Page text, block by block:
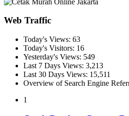
Web Traffic
Today's Views: 63
Today's Visitors: 16
Yesterday's Views: 549
Last 7 Days Views: 3,213
Last 30 Days Views: 15,511
Overview of Search Engine
1